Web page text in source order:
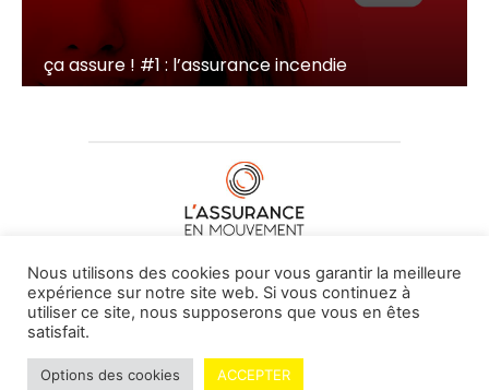
ça assure ! #1 : l’assurance incendie
À PROPOS DE NOUS•CONTACT
© L'assurance en mouvement -By Vovoxx Média
Nous utilisons des cookies pour vous garantir la meilleure
expérience sur notre site web. Si vous continuez à
utiliser ce site, nous supposerons que vous en êtes
satisfait.
Options des cookies ACCEPTER